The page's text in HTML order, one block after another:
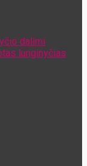
dalimi
lunginyčias